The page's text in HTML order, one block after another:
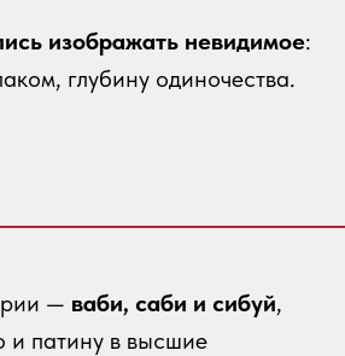
изображать невидимое:
глубину одиночества.
— ваби, саби и сибуй,
и патину в высшие